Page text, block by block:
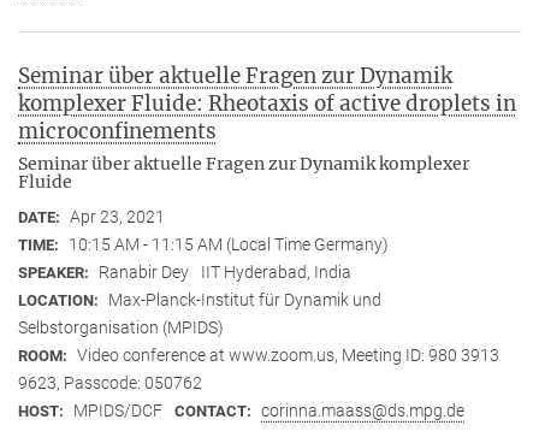
Seminar über aktuelle Fragen zur Dynamik
komplexer Fluide: Rheotaxis of active droplets in
microconfinements
Seminar über aktuelle Fragen zur Dynamik komplexer
Fluide
DATE: Apr 23, 2021
TIME: 10:15 AM - 11:15 AM (Local Time Germany)
SPEAKER: Ranabir Dey IIT Hyderabad, India
LOCATION:
Max-Planck-Institut für Dynamik und
Selbstorganisation (MPIDS)
ROOM: Video conference at www.zoom.us, Meeting ID: 980 3913
9623, Passcode: 050762
HOST: MPIDS/DCF CONTACT: corinna.maass@ds.mpg.de